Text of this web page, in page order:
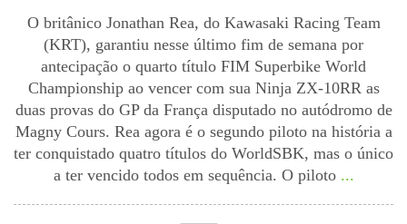
O britânico Jonathan Rea, do Kawasaki Racing Team
(KRT), garantiu nesse último fim de semana por
antecipação o quarto título FIM Superbike World
Championship ao vencer com sua Ninja ZX-10RR as
duas provas do GP da França disputado no autódromo de
Magny Cours. Rea agora é o segundo piloto na história a
ter conquistado quatro títulos do WorldSBK, mas o único
a ter vencido todos em sequência. O piloto ...